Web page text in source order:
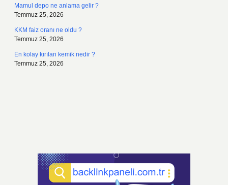
Mamul depo ne anlama gelir ?
Temmuz 25, 2026
KKM faiz oranı ne oldu ?
Temmuz 25, 2026
En kolay kırılan kemik nedir ?
Temmuz 25, 2026